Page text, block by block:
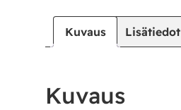
Kuvaus Lisätiedot
Kuvaus